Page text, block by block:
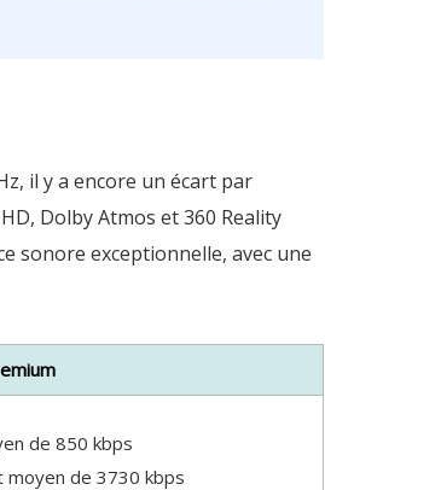
il y a encore un écart par
Dolby Atmos et 360 Reality
sonore exceptionnelle, avec une
de 850 kbps
de 3730 kbps